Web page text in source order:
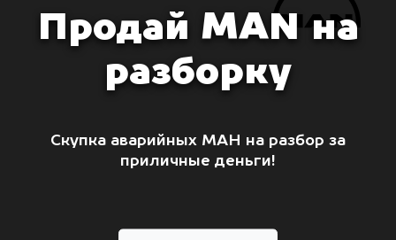
Продай MAN на
разборку
Скупка аварийных МАН на разбор за
приличные деньги!